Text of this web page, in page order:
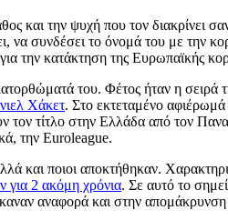
και την ψυχή που τον διακρίνει
να συνδέσει το όνομά του με την
την κατάκτηση της Ευρωπαϊκής
του. Φέτος ήταν η σειρά
Χάκετ. Στο εκτεταμένο αφιέρωμά
τον τίτλο στην Ελλάδα από τον
την Euroleague.
και ποιοι αποκτήθηκαν.
για 2 ακόμη χρόνια. Σε αυτό το
αναφορά και στην